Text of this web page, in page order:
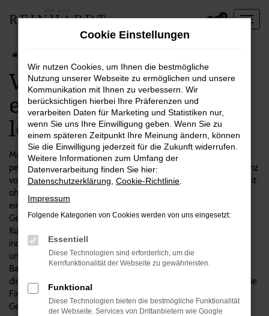
Zum
0
VW Arteon in Essen –
ein Fahrzeug, das sich
lohnt
Mit einem VW Arteon machen Sie alles richtig und steigen in das
perfekte Fahrzeug für Essen und Umgebung. Wir sind voll und ganz
von diesem Modell überzeugt und verkaufen es seit geraumer Zeit
ohne Beanstandungen. Mit Reinhardt Automobile setzen Sie auf
einen unabhängigen Autohändler mit Fokus auf erstklassigen
Gebrauchtfahrzeugen. Unsere Firmenphilosophie stellt Sie als
Kundinnen und Kunden in den Mittelpunkt und setzt auf
individuellen Service. Das gilt auch für die vielen VW Arteon in
unserem Sortiment, bei denen wir Sie gerne zum passenden
Baujahr, Ausstattung und Motorisierung beraten. Die Lieferung
direkt nach Essen versteht sich natürlich von selbst, ebenso wie die
Finanzierung und die Inzahlungnahme Ihres aktuellen
Gebrauchten. Alles aus einer Hand.
Cookie Einstellungen
Wir nutzen Cookies, um Ihnen die bestmögliche
Nutzung unserer Webseite zu ermöglichen und unsere
Kommunikation mit Ihnen zu verbessern. Wir
berücksichtigen hierbei Ihre Präferenzen und
verarbeiten Daten für Marketing und Statistiken nur,
wenn Sie uns Ihre Einwilligung geben. Wenn Sie zu
einem späteren Zeitpunkt Ihre Meinung ändern, können
Sie die Einwilligung jederzeit für die Zukunft widerrufen.
Weitere Informationen zum Umfang der
Datenverarbeitung finden Sie hier:
Datenschutzerklärung Cookie-Richtlinie
Impressum
Folgende Kategorien von Cookies werden von uns eingesetzt:
Essentiell
Diese Technologien sind erforderlich, um die
Kernfunktionalität der Webseite zu gewährleisten.
Funktional
Diese Technologien bieten die bestmögliche Funktionalität
der Webseite. Services von Drittanbietern wie Google